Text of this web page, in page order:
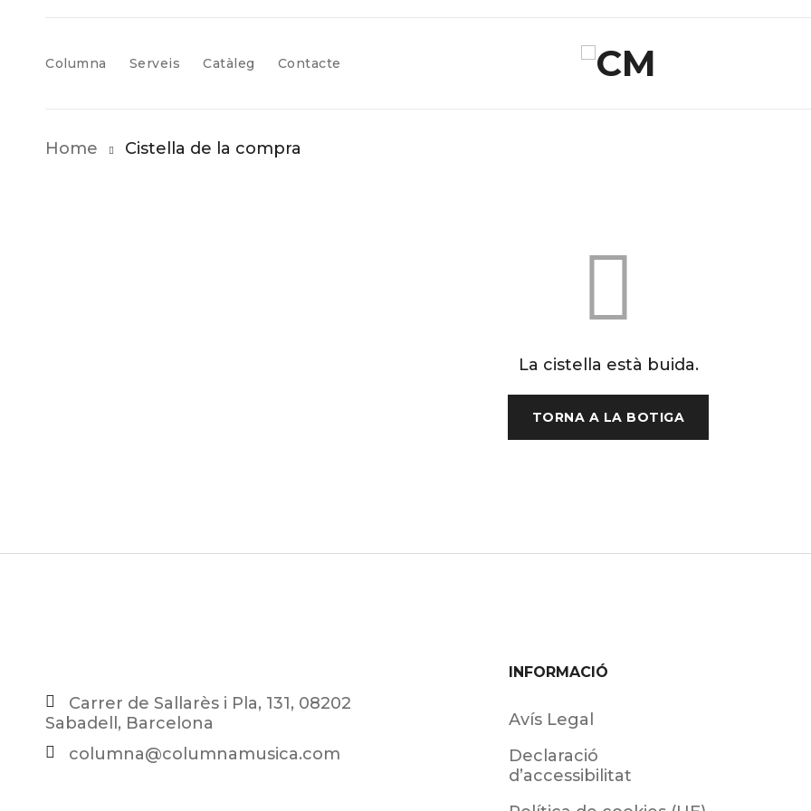
Columna Serveis Catàleg Contacte
Home Cistella de la compra
La cistella està buida.
TORNA A LA BOTIGA
Carrer de Sallarès i Pla, 131, 08202
Sabadell, Barcelona
columna@columnamusica.com
INFORMACIÓ
Avís Legal
Declaració
d’accessibilitat